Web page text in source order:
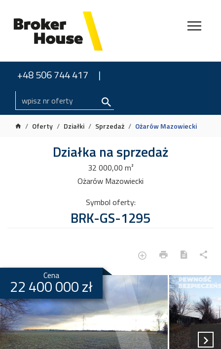
+48 506 744 417
Oferty Działki Sprzedaż Ożarów Mazowiecki
Działka na sprzedaż
32 000,00 m²
Ożarów Mazowiecki
Symbol oferty:
BRK-GS-1295
Cena
22 400 000 zł